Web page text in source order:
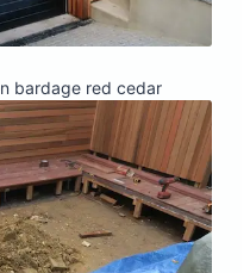
bardage red cedar